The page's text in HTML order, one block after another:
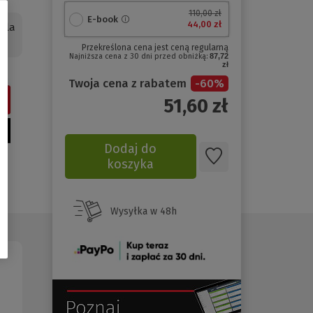
E-book
110,00 zł
44,00 zł
Przekreślona cena jest ceną regularną
Najniższa cena z 30 dni przed obniżką: 87,72
zł
Twoja cena z rabatem -60%
51,60 zł
Dodaj do
koszyka
Wysyłka w 48h
(Nowe